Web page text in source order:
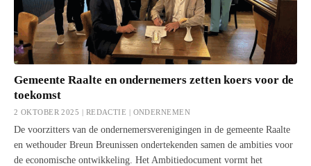
Gemeente Raalte en ondernemers zetten koers voor de
toekomst
2 OKTOBER 2025 | REDACTIE | ONDERNEMEN
De voorzitters van de ondernemersverenigingen in de gemeente Raalte
en wethouder Breun Breunissen ondertekenden samen de ambities voor
de economische ontwikkeling. Het Ambitiedocument vormt het